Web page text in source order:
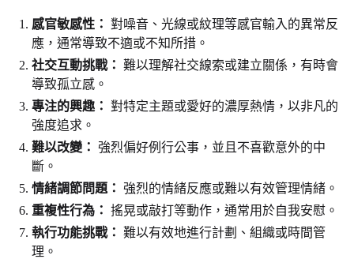
感官敏感性： 對噪音、光線或紋理等感官輸入的異常反
應，通常導致不適或不知所措。
社交互動挑戰： 難以理解社交線索或建立關係，有時會
導致孤立感。
專注的興趣： 對特定主題或愛好的濃厚熱情，以非凡的
強度追求。
難以改變： 強烈偏好例行公事，並且不喜歡意外的中
斷。
情緒調節問題： 強烈的情緒反應或難以有效管理情緒。
重複性行為： 搖晃或敲打等動作，通常用於自我安慰。
執行功能挑戰： 難以有效地進行計劃、組織或時間管
理。